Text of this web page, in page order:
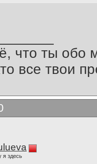
что ты обо
все твои
я здесь